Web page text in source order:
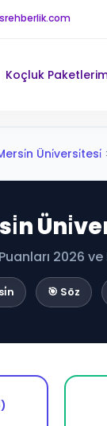
Koçluk
Üni̇versi̇tesi̇
2026 ve
🎯 Söz